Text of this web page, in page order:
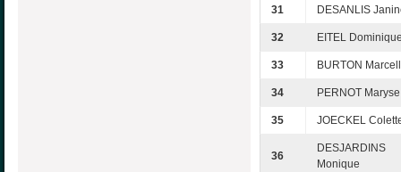
31 DESANLIS
32 EITEL
33 BURTON
34 PERNOT Maryse
35 JOECKEL
36
DESJARDINS
Monique